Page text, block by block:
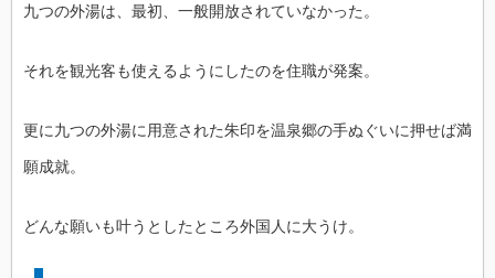
九つの外湯は、最初、一般開放されていなかった。
それを観光客も使えるようにしたのを住職が発案。
更に九つの外湯に用意された朱印を温泉郷の手ぬぐいに押せば満
願成就。
どんな願いも叶うとしたところ外国人に大うけ。